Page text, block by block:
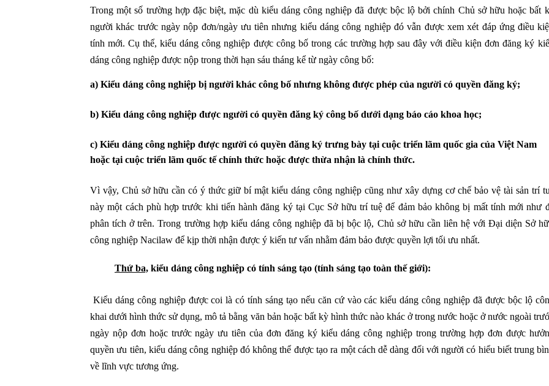
Trong một số trường hợp đặc biệt, mặc dù kiểu dáng công nghiệp đã được bộc lộ bởi chính Chủ sở hữu hoặc bất
người khác trước ngày nộp đơn/ngày ưu tiên nhưng kiểu dáng công nghiệp đó vẫn được xem xét đáp ứng điều
tính mới. Cụ thể, kiểu dáng công nghiệp được công bố trong các trường hợp sau đây với điều kiện đơn đăng ký
dáng công nghiệp được nộp trong thời hạn sáu tháng kể từ ngày công bố:
a) Kiểu dáng công nghiệp bị người khác công bố nhưng không được phép của người có quyền đăng ký;
b) Kiểu dáng công nghiệp được người có quyền đăng ký công bố dưới dạng báo cáo khoa học;
c) Kiểu dáng công nghiệp được người có quyền đăng ký trưng bày tại cuộc triển lãm quốc gia của Việt Nam
hoặc tại cuộc triển lãm quốc tế chính thức hoặc được thừa nhận là chính thức.
Vì vậy, Chủ sở hữu cần có ý thức giữ bí mật kiểu dáng công nghiệp cũng như xây dựng cơ chế bảo vệ tài sản trí
này một cách phù hợp trước khi tiến hành đăng ký tại Cục Sở hữu trí tuệ để đảm bảo không bị mất tính mới như
phân tích ở trên. Trong trường hợp kiểu dáng công nghiệp đã bị bộc lộ, Chủ sở hữu cần liên hệ với Đại diện Sở
công nghiệp Nacilaw để kịp thời nhận được ý kiến tư vấn nhằm đảm bảo được quyền lợi tối ưu nhất.
Thứ ba, kiểu dáng công nghiệp có tính sáng tạo (tính sáng tạo toàn thế giới):
Kiểu dáng công nghiệp được coi là có tính sáng tạo nếu căn cứ vào các kiểu dáng công nghiệp đã được bộc lộ
khai dưới hình thức sử dụng, mô tả bằng văn bản hoặc bất kỳ hình thức nào khác ở trong nước hoặc ở nước ngoài
ngày nộp đơn hoặc trước ngày ưu tiên của đơn đăng ký kiểu dáng công nghiệp trong trường hợp đơn được
quyền ưu tiên, kiểu dáng công nghiệp đó không thể được tạo ra một cách dễ dàng đối với người có hiểu biết trung
về lĩnh vực tương ứng.